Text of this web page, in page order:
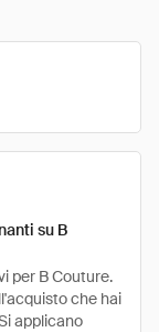
su B
per B Couture.
che hai
applicano